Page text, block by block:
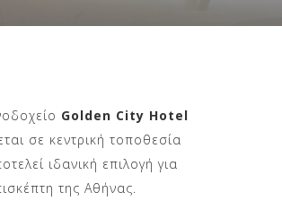
Golden City Hotel
σε κεντρική τοποθεσία
ιδανική επιλογή για
της Αθήνας.